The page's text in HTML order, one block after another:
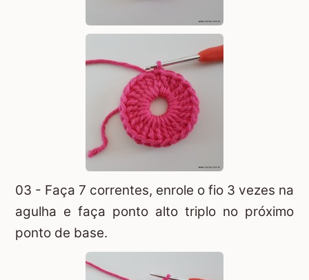
03 - Faça 7 correntes, enrole o fio 3 vezes na
agulha e faça ponto alto triplo no próximo
ponto de base.